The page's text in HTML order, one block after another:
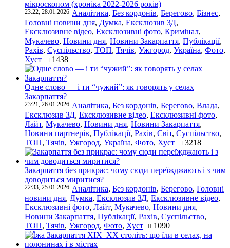
мікроскопом (хроніка 2022-2026 років)
23:22, 28.01.2026 Аналітика, Без кордонів, Берегово, Бізнес,
Головні новини дня, Думка, Ексклюзив ЗД,
Ексклюзивне відео, Ексклюзивні фото, Кримінал,
Мукачево, Новини дня, Новини Закарпаття, Публікації,
Рахів, Суспільство, ТОП, Тячів, Ужгород, Україна, Фото,
Хуст
1438
Одне слово — і ти “чужий”: як говорять у селах
Закарпаття?
23:21, 26.01.2026 Аналітика, Без кордонів, Берегово, Влада,
Ексклюзив ЗД, Ексклюзивне відео, Ексклюзивні фото,
Лайт, Мукачево, Новини дня, Новини Закарпаття,
Новини партнерів, Публікації, Рахів, Світ, Суспільство,
ТОП, Тячів, Ужгород, Україна, Фото, Хуст 3218
Закарпаття без прикрас: чому сюди переїжджають і з чим
доводиться миритися?
22:33, 25.01.2026 Аналітика, Без кордонів, Берегово, Головні
новини дня, Думка, Ексклюзив ЗД, Ексклюзивне відео,
Ексклюзивні фото, Лайт, Мукачево, Новини дня,
Новини Закарпаття, Публікації, Рахів, Суспільство,
ТОП, Тячів, Ужгород, Фото, Хуст 1090